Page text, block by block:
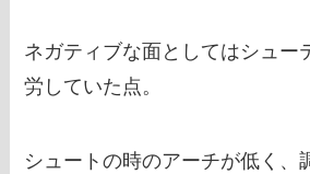
ネガティブな面としてはシュー
労していた点。
シュートの時のアーチが低く、